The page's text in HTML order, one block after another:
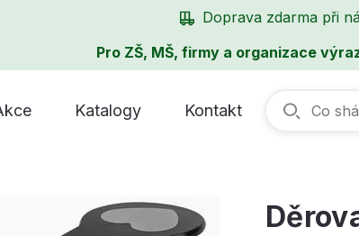
Doprava zdarma při
Pro ZŠ, MŠ, firmy a organizace
Katalogy Kontakt